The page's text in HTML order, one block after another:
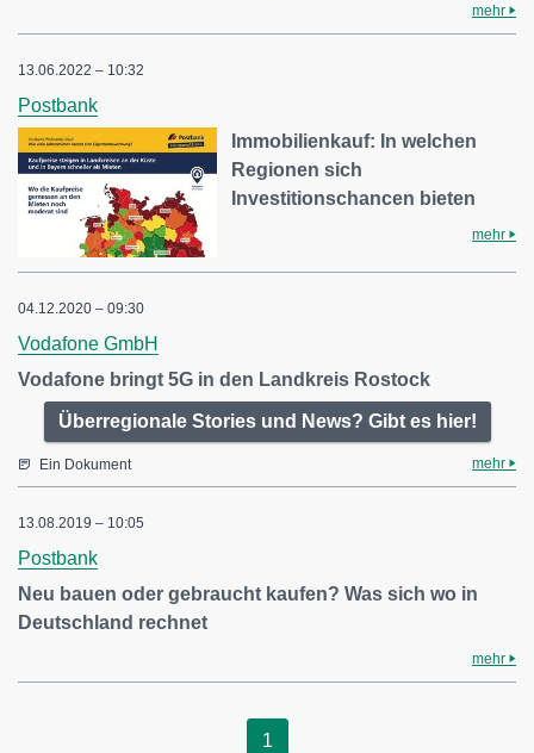
mehr
13.06.2022 – 10:32
Postbank
Immobilienkauf: In welchen
Regionen sich
Investitionschancen bieten
mehr
04.12.2020 – 09:30
Vodafone GmbH
Vodafone bringt 5G in den Landkreis Rostock
Überregionale Stories und News? Gibt es hier!
Ein Dokument mehr
13.08.2019 – 10:05
Postbank
Neu bauen oder gebraucht kaufen? Was sich wo in
Deutschland rechnet
mehr
1